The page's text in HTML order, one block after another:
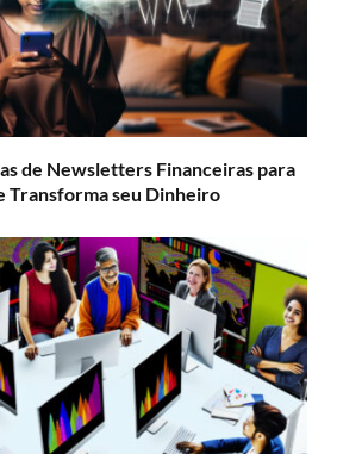
de Newsletters Financeiras para
Transforma seu Dinheiro